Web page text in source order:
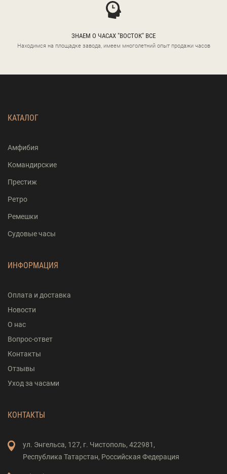
ЗНАЕМ О ЧАСАХ "ВОСТОК" ВСЕ
Находимся на площадке завода, имеем многолетний опыт продажи часов
КАТАЛОГ
Амфибия
Командирские
Престиж
Ретро
Ремешки
Судовые часы
ИНФОРМАЦИЯ
Оплата и доставка
Новости
О нас
Вопрос-ответ
Контакты
Отзывы
Уход за часами
КОНТАКТЫ
ул. Энгельса, 127, г. Чистополь, 422981,
Республика Татарстан, Российская Федерация